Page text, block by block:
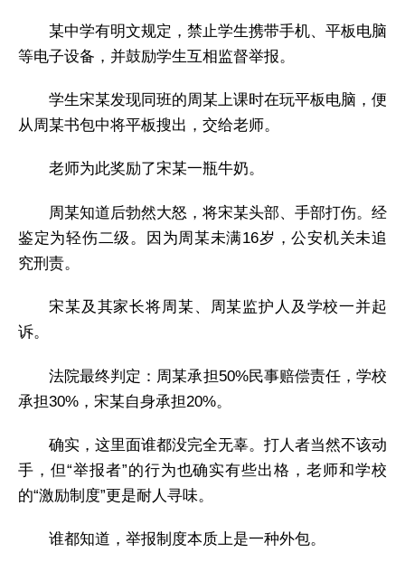
某中学有明文规定，禁止学生携带手机、平板电脑
等电子设备，并鼓励学生互相监督举报。
学生宋某发现同班的周某上课时在玩平板电脑，便
从周某书包中将平板搜出，交给老师。
老师为此奖励了宋某一瓶牛奶。
周某知道后勃然大怒，将宋某头部、手部打伤。经
鉴定为轻伤二级。因为周某未满16岁，公安机关未追
究刑责。
宋某及其家长将周某、周某监护人及学校一并起
诉。
法院最终判定：周某承担50%民事赔偿责任，学校
承担30%，宋某自身承担20%。
确实，这里面谁都没完全无辜。打人者当然不该动
手，但“举报者”的行为也确实有些出格，老师和学校
的“激励制度”更是耐人寻味。
谁都知道，举报制度本质上是一种外包。